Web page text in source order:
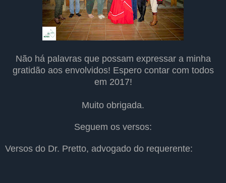
Não há palavras que possam expressar a minha
gratidão aos envolvidos! Espero contar com todos
em 2017!
Muito obrigada.
Seguem os versos:
Versos do Dr. Pretto, advogado do requerente: